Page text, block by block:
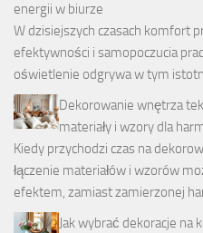
energii w biurze
W dzisiejszych czasach komfort
efektywności i samopoczucia
oświetlenie odgrywa w tym
Dekorowanie wnętrza
materiały i wzory dla
Kiedy przychodzi czas na
łączenie materiałów i wzorów
efektem, zamiast zamierzonej
Jak wybrać dekoracje na